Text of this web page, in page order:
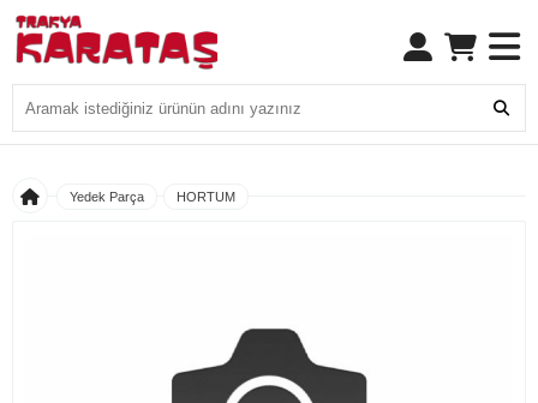
Yedek Parça HORTUM